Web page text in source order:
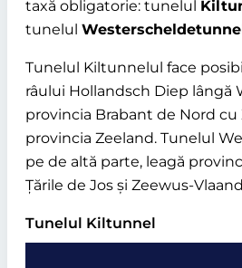
taxă obligatorie: tunelul
tunelul
Tunelul Kiltunnelul face
râului Hollandsch Diep lângă
provincia Brabant de Nord
provincia Zeeland. Tunelul
pe de altă parte, leagă
Țările de Jos și Zeewus-
Tunelul Kiltunnel